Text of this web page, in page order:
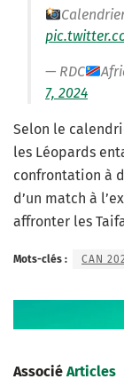
— RDC
7, 2024
Selon le
les Léopards
confrontation à
d’un match à
affronter les
Mots-clés : CAN
Associé Articles